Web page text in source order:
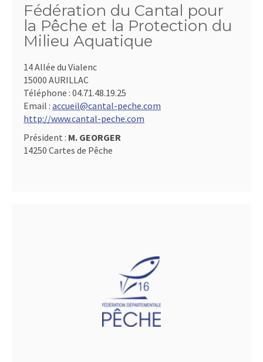
Fédération du Cantal pour
la Pêche et la Protection du
Milieu Aquatique
14 Allée du Vialenc
15000 AURILLAC
Téléphone : 04.71.48.19.25
Email : accueil@cantal-peche.com
http://www.cantal-peche.com
Président : M. GEORGER
14250 Cartes de Pêche